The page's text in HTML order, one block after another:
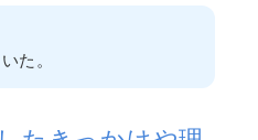
た。